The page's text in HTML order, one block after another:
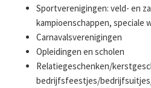
Sportverenigingen: veld- en
kampioenschappen, speciale
Carnavalsverenigingen
Opleidingen en scholen
Relatiegeschenken/­
bedrijfsfeestjes/­